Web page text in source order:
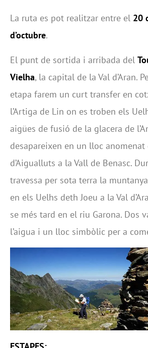
La ruta es pot realitzar entre el 20
d’octubre.
El punt de sortida i arribada del
Vielha, la capital de la Val d’Aran.
etapa farem un curt transfer en
l’Artiga de Lin on es troben els
aigües de fusió de la glacera de
desapareixen en un lloc anomenat
d’Aigualluts a la Vall de Benasc.
travessa per sota terra la
en els Uelhs deth Joeu a la Val
se més tard en el riu Garona. Dos
l’aigua i un lloc simbòlic per a